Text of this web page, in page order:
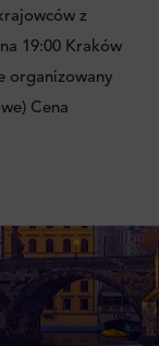
z
19:00 Kraków
organizowany
Cena